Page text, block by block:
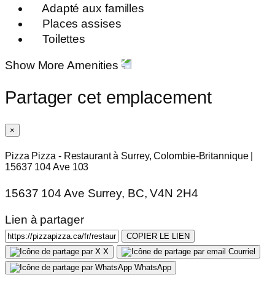
Adapté aux familles
Places assises
Toilettes
Show More Amenities
Partager cet emplacement
×
Pizza Pizza - Restaurant à Surrey, Colombie-Britannique |
15637 104 Ave 103
15637 104 Ave Surrey, BC, V4N 2H4
Lien à partager
COPIER LE LIEN
X
Courriel
WhatsApp